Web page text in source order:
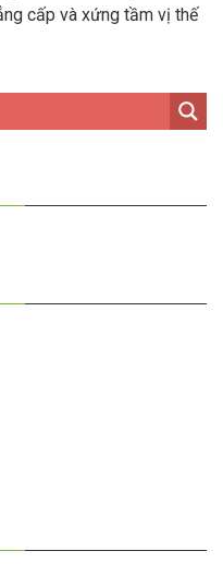
cấp và xứng tầm vị thế